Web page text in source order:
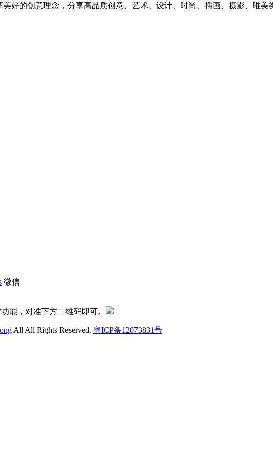
好的创意理念，分享高品质创意、艺术、设计、时尚、插画、摄影、唯美
微信
能，对准下方二维码即可。
All All Rights Reserved. 粤ICP备12073831号